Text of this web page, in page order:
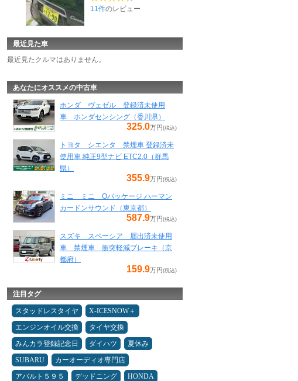
11件のレビュー
最近見た車
最近見たクルマはありません。
あなたにオススメの中古車
ホンダ ヴェゼル 登録済未使用
車 ホンダセンシング（香川県）
325.0万円(税込)
トヨタ シエンタ 禁煙車 登録済未
使用車 純正9型ナビ ETC2.0（群馬
県）
355.9万円(税込)
ミニ ミニ Oパッケージ ハーマン
カードンサウンド（東京都）
587.9万円(税込)
スズキ スペーシア 届出済未使用
車 禁煙車 衝突軽減ブレーキ（京
都府）
159.9万円(税込)
注目タグ
スタッドレスタイヤ
X-ICESNOW＋
エンジンオイル交換
タイヤ交換
みんカラ登録記念日
ダイハツ
夏休み
SUBARU
カーオーディオ専門店
アバルト５９５
デッドニング
HONDA